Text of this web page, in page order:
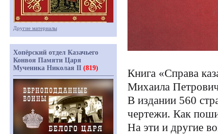
Книга «Справа
Михаила
В издании 560
чертежи. Как
На эти и другие
Другие материалы
Хопёрский отдел Казачьего
Конвоя Памяти Царя
Мученика Николая II (819)